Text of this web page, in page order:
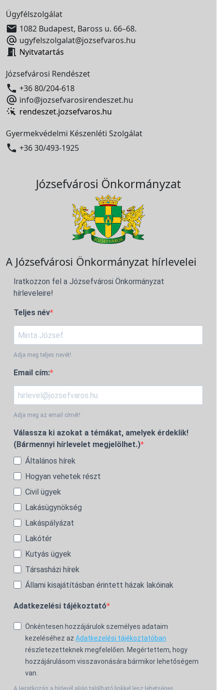
Ügyfélszolgálat
 1082 Budapest, Baross u. 66–68.
 ugyfelszolgalat@jozsefvaros.hu
 Nyitvatartás
Józsefvárosi Rendészet
 +36 80/204-618
 info@jozsefvarosirendeszet.hu
rendeszet.jozsefvaros.hu
Gyermekvédelmi Készenléti Szolgálat
 +36 30/493-1925
Józsefvárosi Önkormányzat
A Józsefvárosi Önkormányzat hírlevelei
Iratkozzon fel a Józsefvárosi Önkormányzat
hírleveleire!
Teljes név
Adja meg teljes nevét!
Email cím:
Adja meg az email címét!
Válassza ki azokat a témákat, amelyek érdeklik!
(Bármennyi hírlevelet megjelölhet.)
Általános hírek
Hogyan vehetek részt
Civil ügyek
Lakásügynökség
Lakáspályázat
Lakótér
Kutyás ügyek
Társasházi hírek
Állami kisajátításban érintett házak lakóinak
Adatkezelési tájékoztató
Önkéntesen hozzájárulok személyes adataim
kezeléséhez az Adatkezelési tájékoztatóban
részletezetteknek megfelelően. Megértettem, hogy
hozzájárulásom visszavonására bármikor lehetőségem
van.
A leiratkozás a hírlevél alján található linkkel lesz lehetséges.